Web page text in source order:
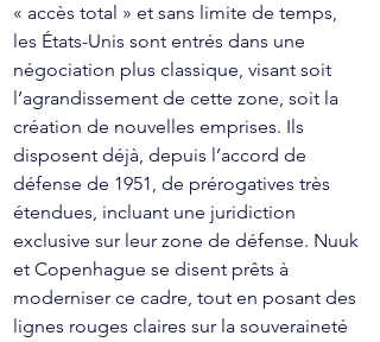
« accès total » et sans limite de temps,
les États-Unis sont entrés dans une
négociation plus classique, visant soit
l’agrandissement de cette zone, soit la
création de nouvelles emprises. Ils
disposent déjà, depuis l’accord de
défense de 1951, de prérogatives très
étendues, incluant une juridiction
exclusive sur leur zone de défense. Nuuk
et Copenhague se disent prêts à
moderniser ce cadre, tout en posant des
lignes rouges claires sur la souveraineté